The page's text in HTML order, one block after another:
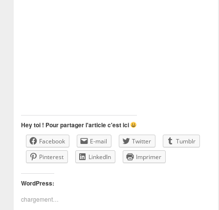
Hey toi ! Pour partager l'article c'est ici
Facebook E-mail Twitter
Tumblr
Pinterest
LinkedIn Imprimer
WordPress:
chargement…